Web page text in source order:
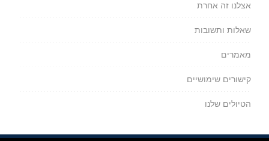
אצלנו זה אחרת
שאלות ותשובות
מאמרים
קישורים שימושיים
הטיולים שלנו